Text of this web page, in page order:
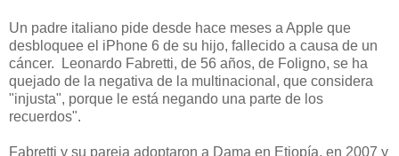
Un padre italiano pide desde hace meses a Apple que
desbloquee el iPhone 6 de su hijo, fallecido a causa de un
cáncer. Leonardo Fabretti, de 56 años, de Foligno, se ha
quejado de la negativa de la multinacional, que considera
"injusta", porque le está negando una parte de los
recuerdos".
Fabretti y su pareja adoptaron a Dama en Etiopía, en 2007 y